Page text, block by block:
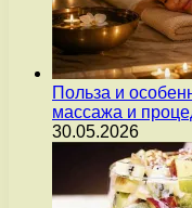
Польза и
массажа и
30.05.2026